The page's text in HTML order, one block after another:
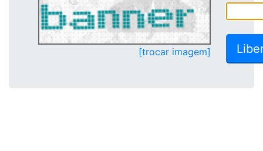
[trocar imagem]